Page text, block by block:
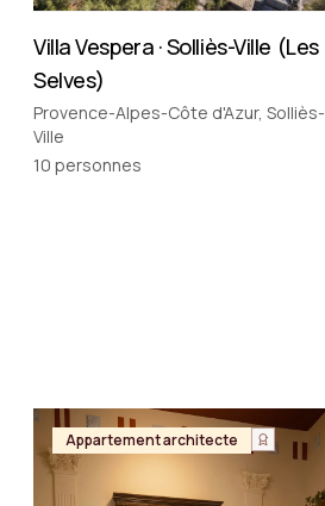
Villa Vespera · Solliès-Ville (Les
Selves)
Provence-Alpes-Côte d'Azur, Solliès-
Ville
10 personnes
Appartement architecte